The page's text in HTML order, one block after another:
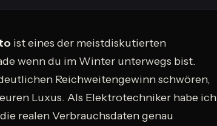
ist eines der meistdiskutierten
wenn du im Winter unterwegs bist.
Reichweitengewinn schwören,
Luxus. Als Elektrotechniker habe ich
realen Verbrauchsdaten genau